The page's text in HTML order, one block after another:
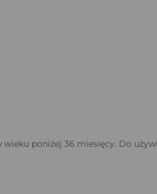
poniżej 36 miesięcy. Do